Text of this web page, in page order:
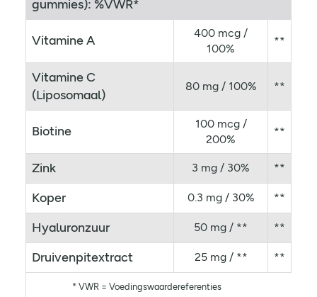
gummies): %VWR*
Vitamine A
400 mcg /
100%
**
Vitamine C
(Liposomaal)
80 mg / 100% **
Biotine
100 mcg /
200%
**
Zink 3 mg / 30% **
Koper 0.3 mg / 30% **
Hyaluronzuur 50 mg / ** **
Druivenpitextract 25 mg / ** **
* VWR = Voedingswaardereferenties